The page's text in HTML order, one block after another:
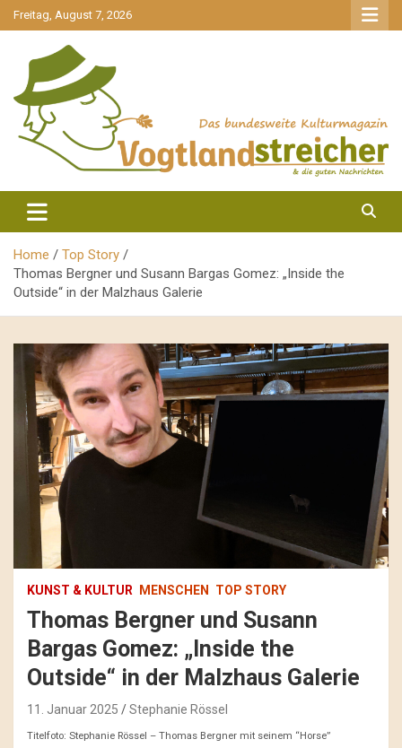
gehe
zum
Freitag, August 7, 2026
Vogtlandstreicher
Home
Top Story
Thomas Bergner und Susann Bargas Gomez: „Inside the
Outside“ in der Malzhaus Galerie
KUNST & KULTUR MENSCHEN TOP STORY
Thomas Bergner und Susann
Bargas Gomez: „Inside the
Outside“ in der Malzhaus Galerie
11. Januar 2025 Stephanie Rössel
Titelfoto: Stephanie Rössel – Thomas Bergner mit seinem “Horse”